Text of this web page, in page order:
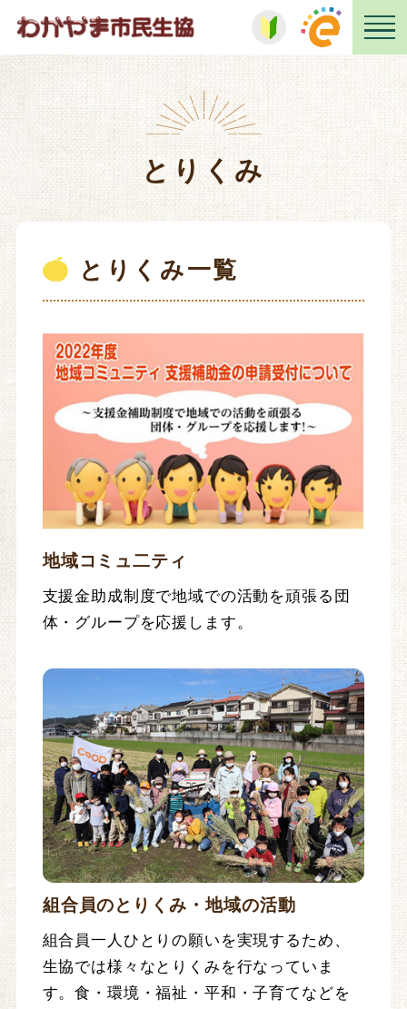
とりくみ
とりくみ一覧
地域コミュ二ティ
支援金助成制度で地域での活動を頑張る団
体・グループを応援します。
組合員のとりくみ・地域の活動
組合員一人ひとりの願いを実現するため、
生協では様々なとりくみを行なっていま
す。食・環境・福祉・平和・子育てなどを